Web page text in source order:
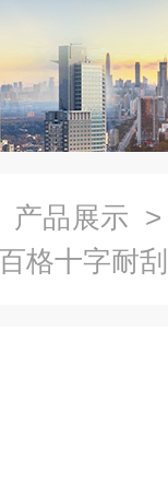
产品展示
格十字耐